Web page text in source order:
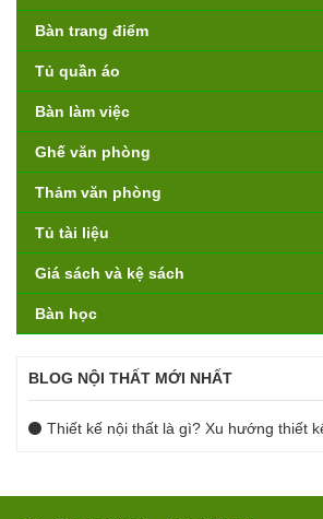
Bàn trang điểm
Tủ quần áo
Bàn làm việc
Ghế văn phòng
Thảm văn phòng
Tủ tài liệu
Giá sách và kệ sách
Bàn học
BLOG NỘI THẤT MỚI NHẤT
Thiết kế nội thất là gì? Xu hướng thiết